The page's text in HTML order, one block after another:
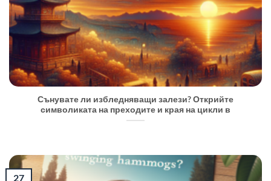
Сънувате ли избледняващи залези? Открийте
символиката на преходите и края на цикли в
27